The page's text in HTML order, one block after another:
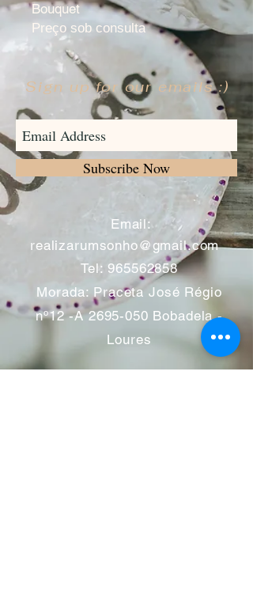
Bouquet
Preço sob consulta
Sign up for our emails :)
Subscribe Now
Email:
realizarumsonho@gmail.com
Tel: 965562858
Morada: Praceta José Régio
nº12 -A2695-050 Bobadela -
Loures